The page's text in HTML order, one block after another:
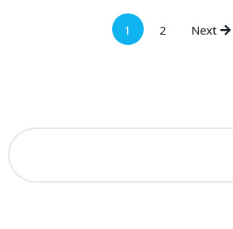
1 2 Next